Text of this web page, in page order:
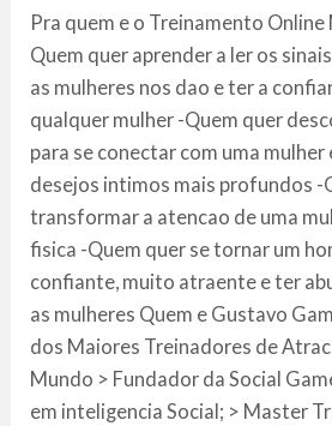
Pra quem e o Treinamento
Quem quer aprender a ler os
as mulheres nos dao e ter a
qualquer mulher -Quem quer
para se conectar com uma mulher
desejos intimos mais profundos -
transformar a atencao de uma
fisica -Quem quer se tornar um
confiante, muito atraente e ter
as mulheres Quem e Gustavo
dos Maiores Treinadores de
Mundo > Fundador da Social
em inteligencia Social; > Master